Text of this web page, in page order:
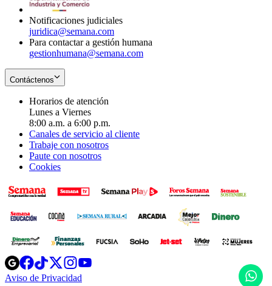
Notificaciones judiciales
juridica@semana.com
Para contactar a gestión humana
gestionhumana@semana.com
Contáctenos
Horarios de atención
Lunes a Viernes
8:00 a.m. a 6:00 p.m.
Canales de servicio al cliente
Trabaje con nosotros
Paute con nosotros
Cookies
Opens
in
new
Opens
in
new
Opens
in
new
Opens
new
Aviso de Privacidad